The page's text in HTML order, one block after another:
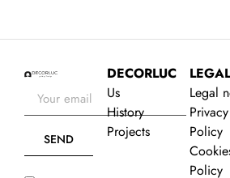
SEND
DECORLUC
Us
History
Projects
LEGAL
Legal
Privacy
Policy
Policy